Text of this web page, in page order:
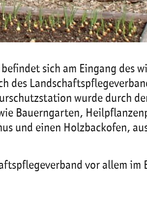
sich am Eingang des
des
wurde durch
Bauerngarten,
und einen Holzbackofen,
vor allem